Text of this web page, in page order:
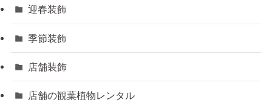
迎春装飾
季節装飾
店舗装飾
店舗の観葉植物レンタル